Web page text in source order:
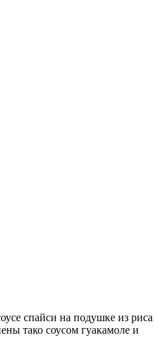
спайси на подушке из риса
тако соусом гуакамоле и